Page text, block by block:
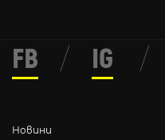
Новини
FB / IG /